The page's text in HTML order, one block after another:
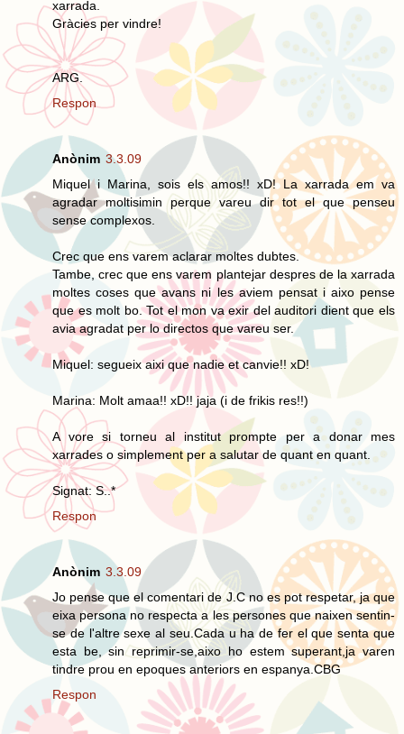
xarrada.
Gràcies per vindre!
ARG.
Respon
Anònim 3.3.09
Miquel i Marina, sois els amos!! xD! La xarrada em va
agradar moltisimin perque vareu dir tot el que penseu
sense complexos.
Crec que ens varem aclarar moltes dubtes.
Tambe, crec que ens varem plantejar despres de la xarrada
moltes coses que avans ni les aviem pensat i aixo pense
que es molt bo. Tot el mon va exir del auditori dient que els
avia agradat per lo directos que vareu ser.
Miquel: segueix aixi que nadie et canvie!! xD!
Marina: Molt amaa!! xD!! jaja (i de frikis res!!)
A vore si torneu al institut prompte per a donar mes
xarrades o simplement per a salutar de quant en quant.
Signat: S..*
Respon
Anònim 3.3.09
Jo pense que el comentari de J.C no es pot respetar, ja que
eixa persona no respecta a les persones que naixen sentin-
se de l'altre sexe al seu.Cada u ha de fer el que senta que
esta be, sin reprimir-se,aixo ho estem superant,ja varen
tindre prou en epoques anteriors en espanya.CBG
Respon